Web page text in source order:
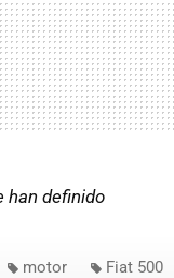
han definido
motor Fiat 500